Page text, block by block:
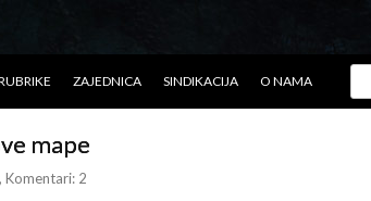
ZAJEDNICA SINDIKACIJA O NAMA
mape
, Komentari: 2